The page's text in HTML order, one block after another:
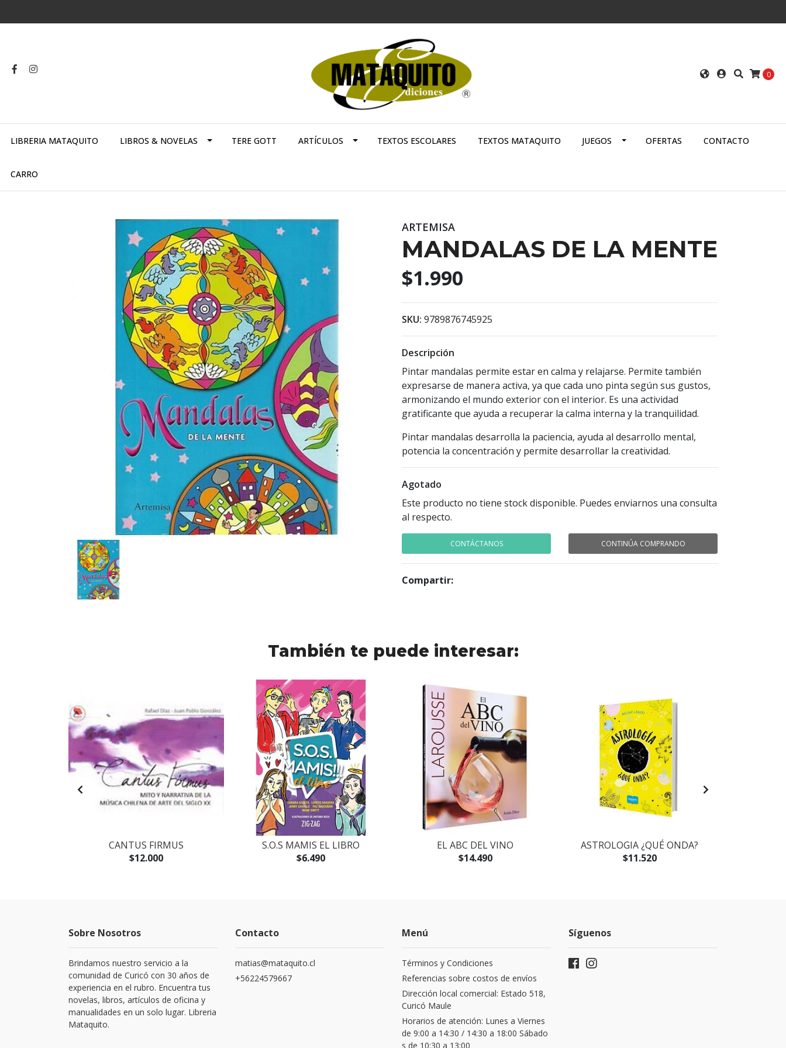
0
LIBRERIA MATAQUITO LIBROS & NOVELAS TERE GOTT ARTÍCULOS TEXTOS ESCOLARES TEXTOS MATAQUITO JUEGOS OFERTAS CONTACTO
CARRO
ARTEMISA
MANDALAS DE LA MENTE
$1.990
SKU: 9789876745925
Descripción
Pintar mandalas permite estar en calma y relajarse. Permite también
expresarse de manera activa, ya que cada uno pinta según sus gustos,
armonizando el mundo exterior con el interior. Es una actividad
gratificante que ayuda a recuperar la calma interna y la tranquilidad.
Pintar mandalas desarrolla la paciencia, ayuda al desarrollo mental,
potencia la concentración y permite desarrollar la creatividad.
Agotado
Este producto no tiene stock disponible. Puedes enviarnos una consulta
al respecto.
CONTÁCTANOS CONTINÚA COMPRANDO
Compartir:
También te puede interesar:
CANTUS FIRMUS
$12.000
S.O.S MAMIS EL LIBRO
$6.490
EL ABC DEL VINO
$14.490
ASTROLOGIA ¿QUÉ ONDA?
$11.520
Sobre Nosotros
Brindamos nuestro servicio a la
comunidad de Curicó con 30 años de
experiencia en el rubro. Encuentra tus
novelas, libros, artículos de oficina y
manualidades en un solo lugar. Libreria
Mataquito.
Contacto
matias@mataquito.cl
+56224579667
Menú
Términos y Condiciones
Referencias sobre costos de envíos
Dirección local comercial: Estado 518,
Curicó Maule
Horarios de atención: Lunes a Viernes
de 9:00 a 14:30 / 14:30 a 18:00 Sábado
s de 10:30 a 13:00
Síguenos